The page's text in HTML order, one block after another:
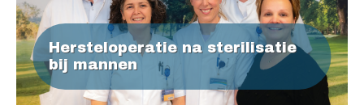
Hersteloperatie na sterilisatie
bij mannen